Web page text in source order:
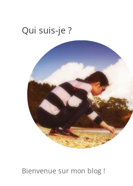
Qui suis-je ?
Bienvenue sur mon blog !